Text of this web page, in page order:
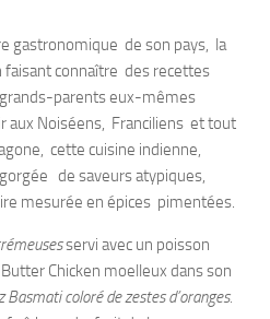
gastronomique de son pays, la
faisant connaître des recettes
parents eux-mêmes
aux Noiséens, Franciliens et tout
cette cuisine indienne,
de saveurs atypiques,
mesurée en épices pimentées.
servi avec un poisson
Chicken moelleux dans son
Basmati coloré de zestes d’oranges.